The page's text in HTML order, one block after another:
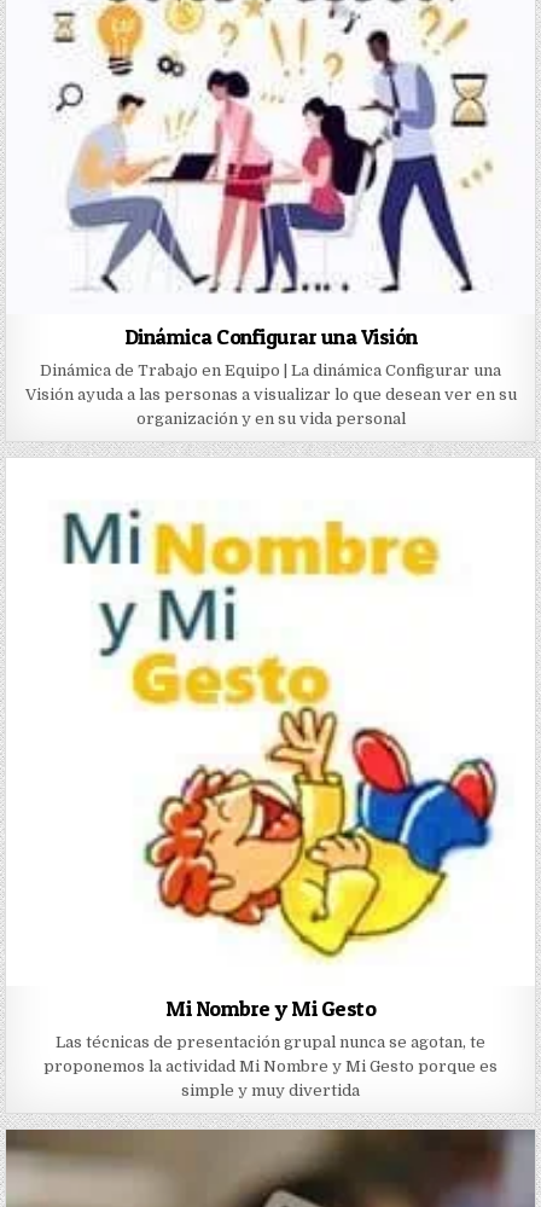
Dinámica Configurar una Visión
Dinámica de Trabajo en Equipo | La dinámica Configurar una
Visión ayuda a las personas a visualizar lo que desean ver en su
organización y en su vida personal
Mi Nombre y Mi Gesto
Las técnicas de presentación grupal nunca se agotan, te
proponemos la actividad Mi Nombre y Mi Gesto porque es
simple y muy divertida